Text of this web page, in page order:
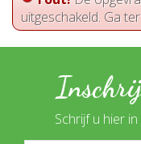
uitgeschakeld. Ga
Schrijf u hier